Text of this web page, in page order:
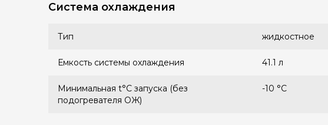
Система охлаждения
Тип жидкостное
Емкость системы охлаждения 41.1 л
Минимальная t°С запуска (без
подогревателя ОЖ)
-10 °С